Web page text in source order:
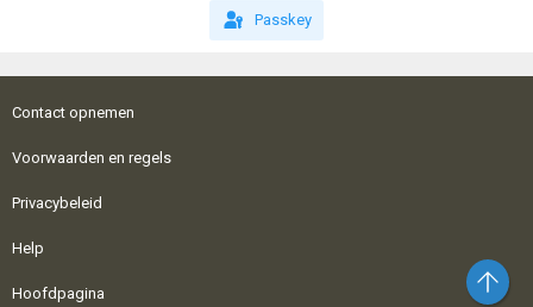
Passkey
Contact opnemen
Voorwaarden en regels
Privacybeleid
Help
Hoofdpagina